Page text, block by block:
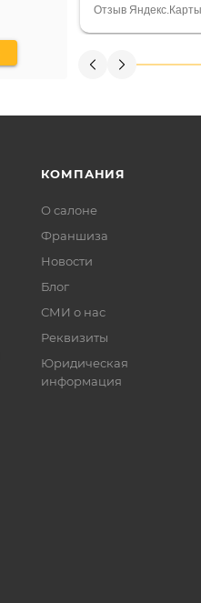
Считаю, что это
Отзыв Яндекс.Карты
КОМПАНИЯ
О салоне
Франшиза
Новости
Блог
СМИ о нас
Реквизиты
Юридическая
информация